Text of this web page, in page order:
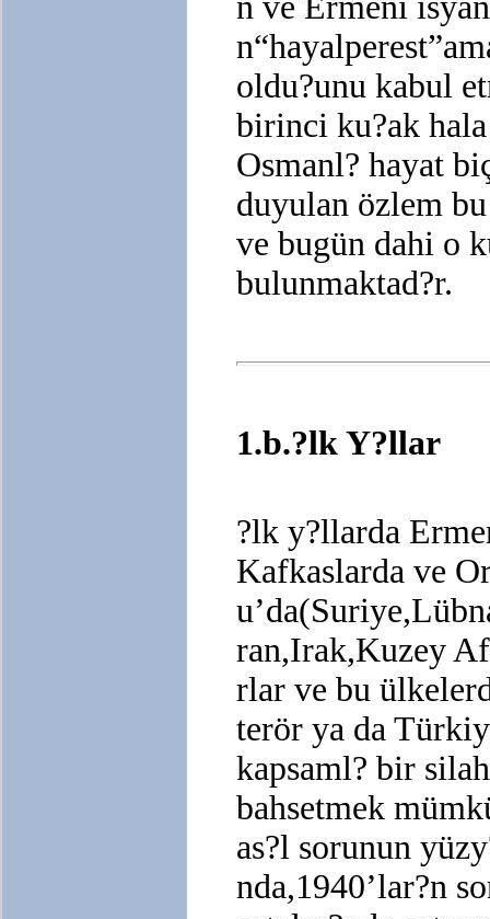
oldu?unu kabul
birinci ku?ak
Osmanl? hayat
duyulan özlem
ve bugün dahi o
bulunmaktad?r.
1.b.?lk Y?llar
?lk y?llarda
Kafkaslarda ve
ran,Irak,Kuzey
rlar ve bu
terör ya da
kapsaml? bir
bahsetmek
as?l sorunun
nda,1940’lar?n